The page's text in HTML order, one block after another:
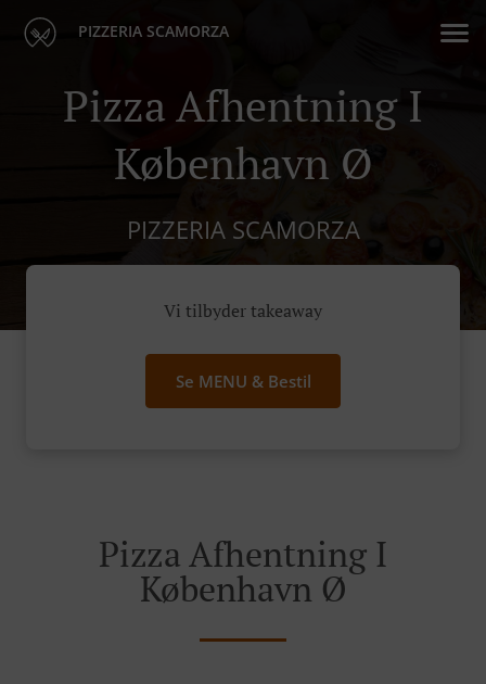
PIZZERIA SCAMORZA
Pizza Afhentning I
København Ø
PIZZERIA SCAMORZA
Vi tilbyder takeaway
Se MENU & Bestil
Pizza Afhentning I
København Ø